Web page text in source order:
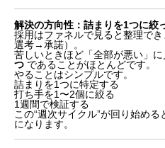
解決の方向性：詰まりを1つに絞
採用はファネルで見ると整理で
選考→承諾）。
苦しいときほど「全部が悪い」
つ であることがほとんどです。
やることはシンプルです。
詰まりを1つに特定する
打ち手を1〜2個に絞る
1週間で検証する
この“週次サイクル”が回り始め
になります。